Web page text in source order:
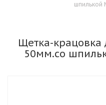
шпилькой
Щетка-
50мм.со